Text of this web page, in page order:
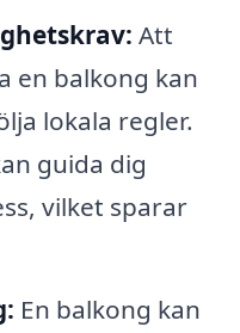
Att
en balkong kan
lokala regler.
guida dig
vilket sparar
En balkong kan